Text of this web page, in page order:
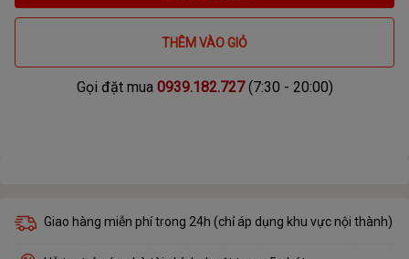
THÊM VÀO GIỎ
Gọi đặt mua 0939.182.727(7:30 - 20:00)
Giao hàng miễn phí trong 24h (chỉ áp dụng khu vực nội thành)